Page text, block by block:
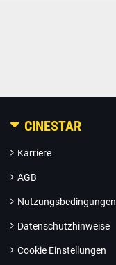
CINESTAR
Karriere
AGB
Nutzungsbedingungen
Datenschutzhinweise
Cookie Einstellungen